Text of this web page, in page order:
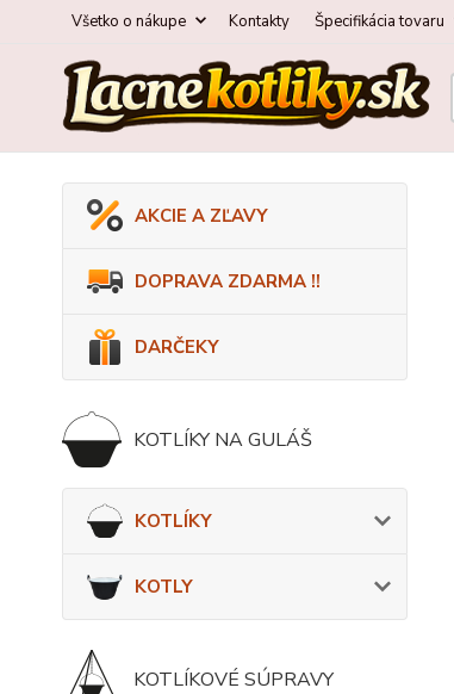
Všetko o nákupe Kontakty Špecifikácia tovaru
AKCIE A ZĽAVY
DOPRAVA ZDARMA !!
DARČEKY
KOTLÍKY NA GULÁŠ
KOTLÍKY
KOTLY
KOTLÍKOVÉ SÚPRAVY